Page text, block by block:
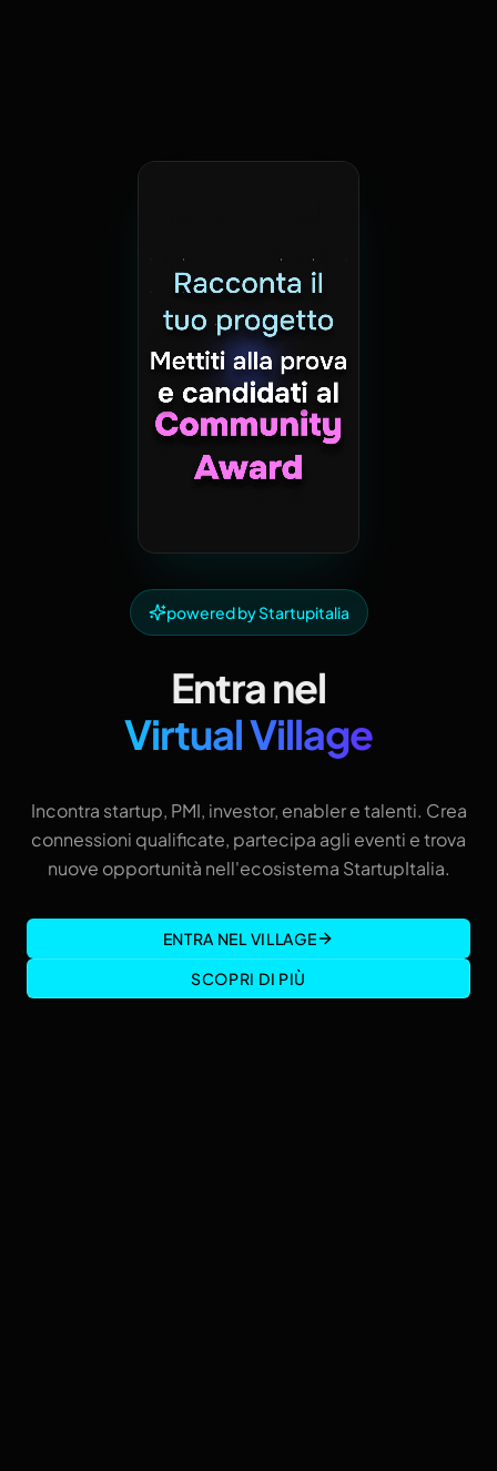
powered by Startupitalia
Entra nel
Virtual Village
Incontra startup, PMI, investor, enabler e talenti. Crea
connessioni qualificate, partecipa agli eventi e trova
nuove opportunità nell'ecosistema StartupItalia.
ENTRA NEL VILLAGE
SCOPRI DI PIÙ